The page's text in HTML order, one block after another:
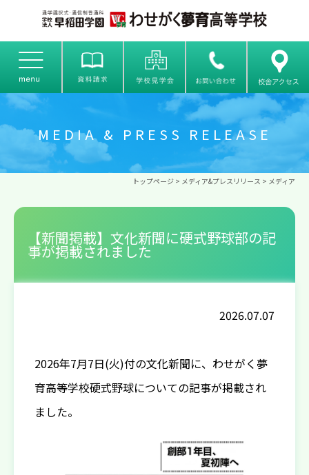
MEDIA & PRESS RELEASE
トップページ > メディア&プレスリリース > メディア
【新聞掲載】文化新聞に硬式野球部の記
事が掲載されました
2026.07.07
2026年7月7日(火)付の文化新聞に、わせがく夢
育高等学校硬式野球についての記事が掲載され
ました。